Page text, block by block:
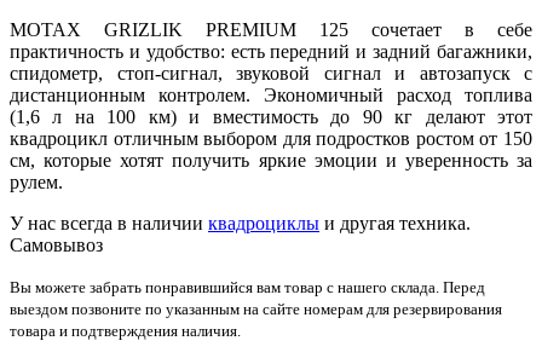
MOTAX GRIZLIK PREMIUM 125 сочетает в себе
практичность и удобство: есть передний и задний багажники,
спидометр, стоп-сигнал, звуковой сигнал и автозапуск с
дистанционным контролем. Экономичный расход топлива
(1,6 л на 100 км) и вместимость до 90 кг делают этот
квадроцикл отличным выбором для подростков ростом от 150
см, которые хотят получить яркие эмоции и уверенность за
рулем.
У нас всегда в наличии квадроциклы и другая техника.
Самовывоз
Вы можете забрать понравившийся вам товар с нашего склада. Перед
выездом позвоните по указанным на сайте номерам для резервирования
товара и подтверждения наличия.